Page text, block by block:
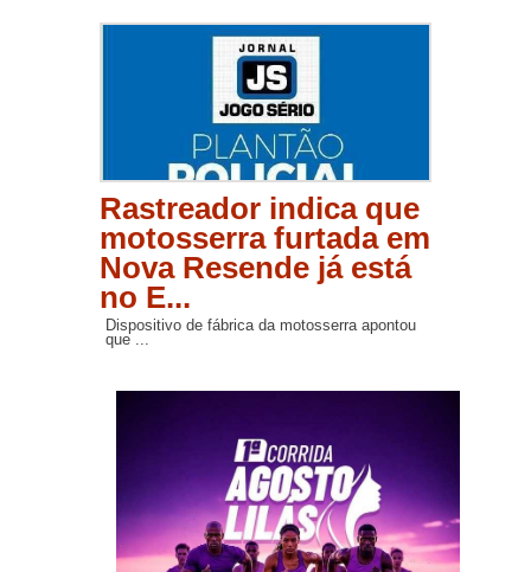
Rastreador indica que
motosserra furtada em
Nova Resende já está
no E...
Dispositivo de fábrica da motosserra apontou
que ...